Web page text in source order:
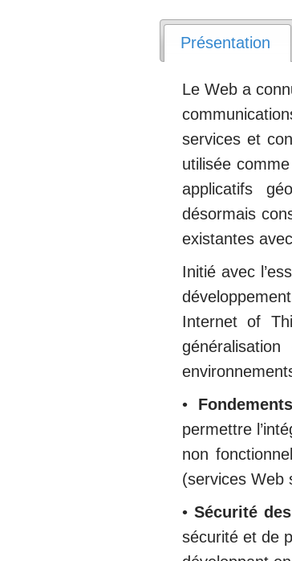
Présentation
Le Web a
services et
utilisée
applicatifs
désormais
existantes
Initié avec
Internet of
•
permettre
non
(services Web
• Sécurité
sécurité et de